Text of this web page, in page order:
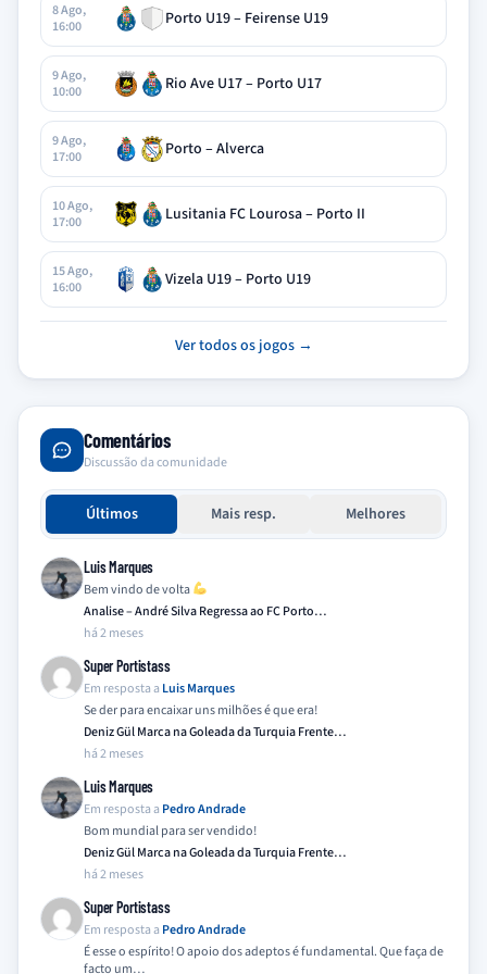
8 Ago,
16:00
Porto U19 – Feirense U19
9 Ago,
10:00
Rio Ave U17 – Porto U17
9 Ago,
17:00
Porto – Alverca
10 Ago,
17:00
Lusitania FC Lourosa – Porto II
15 Ago,
16:00
Vizela U19 – Porto U19
Ver todos os jogos →
Comentários
Discussão da comunidade
Últimos Mais resp. Melhores
Luis Marques
Bem vindo de volta
Analise – André Silva Regressa ao FC Porto…
há 2 meses
Super Portistass
Em resposta a Luis Marques
Se der para encaixar uns milhões é que era!
Deniz Gül Marca na Goleada da Turquia Frente…
há 2 meses
Luis Marques
Em resposta a Pedro Andrade
Bom mundial para ser vendido!
Deniz Gül Marca na Goleada da Turquia Frente…
há 2 meses
Super Portistass
Em resposta a Pedro Andrade
É esse o espírito! O apoio dos adeptos é fundamental. Que faça de
facto um…